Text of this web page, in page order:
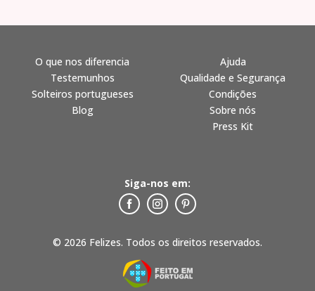
© 2026 Felizes. Todos os direitos reservados.
O que nos diferencia
Testemunhos
Solteiros portugueses
Blog
Ajuda
Qualidade e Segurança
Condições
Sobre nós
Press Kit
Siga-nos em: